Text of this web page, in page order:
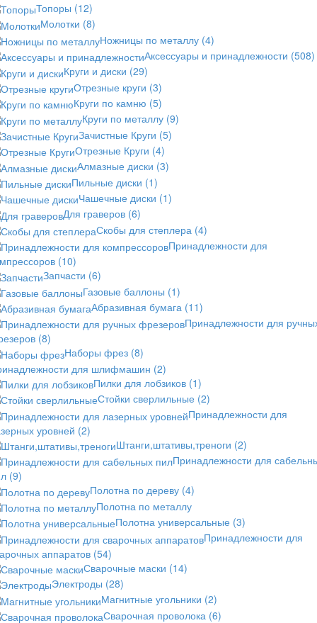
Топоры (12)
Молотки (8)
Ножницы по металлу (4)
Аксессуары и принадлежности (508)
Круги и диски (29)
Отрезные круги (3)
Круги по камню (5)
Круги по металлу (9)
Зачистные Круги (5)
Отрезные Круги (4)
Алмазные диски (3)
Пильные диски (1)
Чашечные диски (1)
Для граверов (6)
Скобы для степлера (4)
Принадлежности для
(10)
Запчасти (6)
Газовые баллоны (1)
Абразивная бумага (11)
Принадлежности для
(8)
Наборы фрез (8)
для шлифмашин (2)
Пилки для лобзиков (1)
Стойки сверлильные (2)
Принадлежности для
уровней (2)
Штанги,штативы,треноги (2)
Принадлежности для
(9)
Полотна по дереву (4)
Полотна по металлу
Полотна универсальные (3)
Принадлежности для
аппаратов (54)
Сварочные маски (14)
Электроды (28)
Магнитные угольники (2)
Сварочная проволока (6)